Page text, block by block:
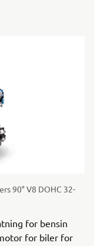
90° V8 DOHC 32-
for bensin
for biler for